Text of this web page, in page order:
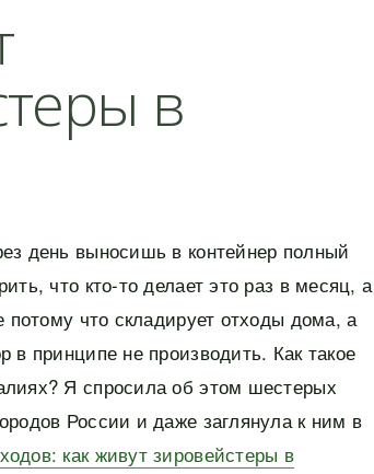
в
день выносишь в контейнер полный
что кто-то делает это раз в месяц, а
что складирует отходы дома, а
в принципе не производить. Как такое
Я спросила об этом шестерых
России и даже заглянула к ним в
как живут зировейстеры в